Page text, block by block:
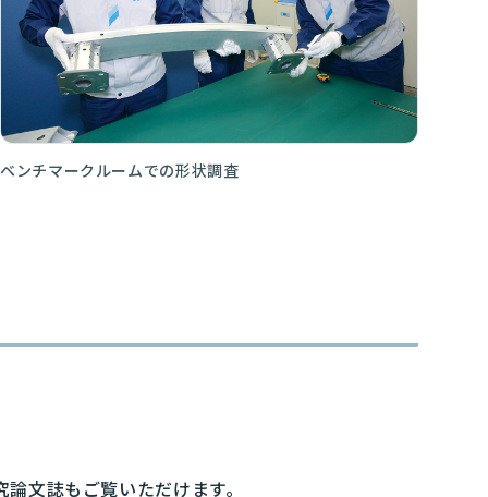
ベンチマークルームでの形状調査
文誌もご覧いただけます。